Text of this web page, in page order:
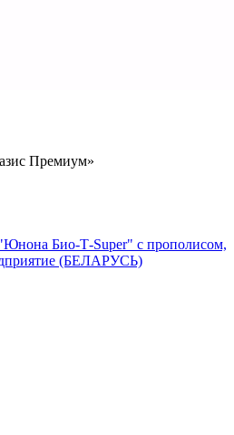
Премиум»
Био-Т-Super" с прополисом,
(БЕЛАРУСЬ)